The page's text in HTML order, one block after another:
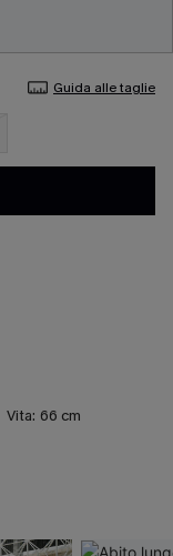
Guida alle taglie
Vita: 66 cm